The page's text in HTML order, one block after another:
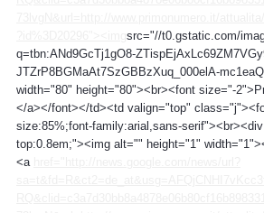
src="//t0.gstatic.com/
q=tbn:ANd9GcTj1gO8-
JTZrP8BGMaAt7SzGBBzXuq_000elA-
width="80" height="80"><br><font size="-
</a></font></td><td valign="top"
size:85%;font-family:arial,sans-
top:0.8em;"><img alt="" height="1"
<a